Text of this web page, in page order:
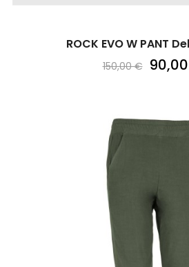
ROCK EVO W PANT
150,00 €